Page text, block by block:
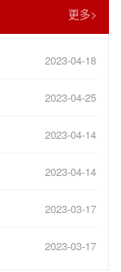
更多>
2023-04-18
2023-04-25
2023-04-14
2023-04-14
2023-03-17
2023-03-17